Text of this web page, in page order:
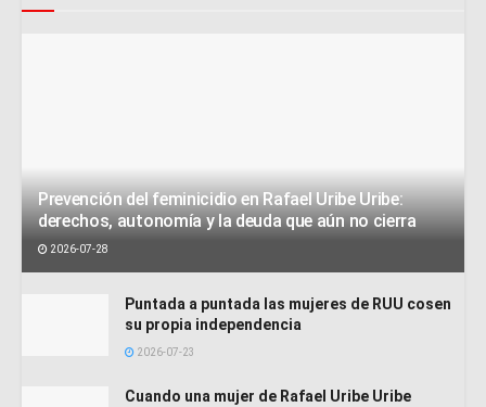
Prevención del feminicidio en Rafael Uribe Uribe:
derechos, autonomía y la deuda que aún no cierra
2026-07-28
Puntada a puntada las mujeres de RUU cosen
su propia independencia
2026-07-23
Cuando una mujer de Rafael Uribe Uribe